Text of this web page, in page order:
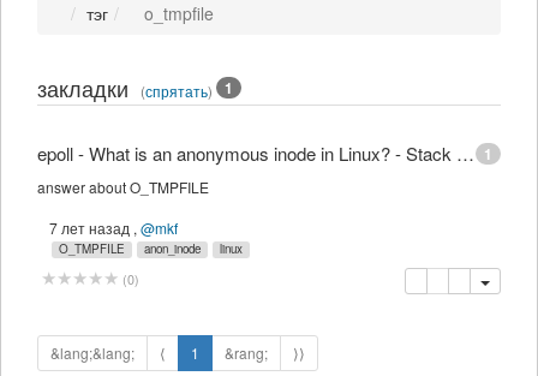
тэг o_tmpfile
закладки (спрятать) 1
1
epoll - What is an anonymous inode in Linux? - Stack Overflow
answer about O_TMPFILE
7 лет назад , @mkf
O_TMPFILE anon_inode linux
(0) копировать
удалить
&lang;&lang; ⟨ 1 &rang; ⟩⟩